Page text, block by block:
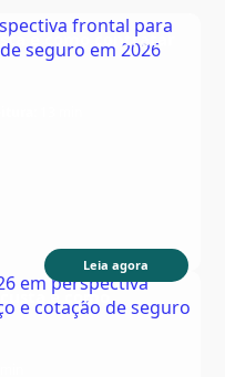
e como contratar
Leia agora
e como